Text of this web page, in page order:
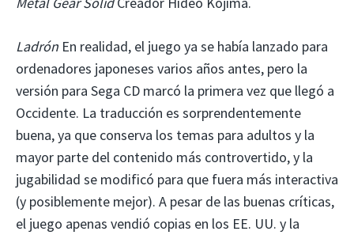
Ladrón En realidad, el juego ya se había lanzado para
ordenadores japoneses varios años antes, pero la
versión para Sega CD marcó la primera vez que llegó a
Occidente. La traducción es sorprendentemente
buena, ya que conserva los temas para adultos y la
mayor parte del contenido más controvertido, y la
jugabilidad se modificó para que fuera más interactiva
(y posiblemente mejor). A pesar de las buenas críticas,
el juego apenas vendió copias en los EE. UU. y la